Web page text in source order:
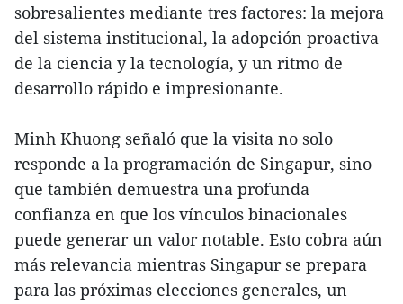
sobresalientes mediante tres factores: la mejora
del sistema institucional, la adopción proactiva
de la ciencia y la tecnología, y un ritmo de
desarrollo rápido e impresionante.
Minh Khuong señaló que la visita no solo
responde a la programación de Singapur, sino
que también demuestra una profunda
confianza en que los vínculos binacionales
puede generar un valor notable. Esto cobra aún
más relevancia mientras Singapur se prepara
para las próximas elecciones generales, un